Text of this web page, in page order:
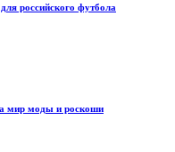
российского футбола
мир моды и роскоши